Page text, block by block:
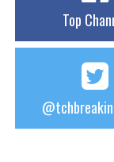
Top